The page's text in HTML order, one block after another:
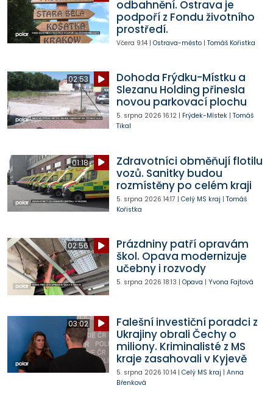
odbahnění. Ostrava je
podpoří z Fondu životního
prostředí.
Včera 9:14| Ostrava-město| Tomáš Kořistka
02:53
Dohoda Frýdku-Místku a
Slezanu Holding přinesla
novou parkovací plochu
5. srpna 2026 16:12| Frýdek-Místek| Tomáš
Tikal
01:18
Zdravotníci obměňují flotilu
vozů. Sanitky budou
rozmístěny po celém kraji
5. srpna 2026 14:17 | Celý MS kraj | Tomáš
Kořistka
02:56
Prázdniny patří opravám
škol. Opava modernizuje
učebny i rozvody
5. srpna 2026 18:13 | Opava | Yvona Fajtová
03:02
Falešní investiční poradci z
Ukrajiny obrali Čechy o
miliony. Kriminalisté z MS
kraje zasahovali v Kyjevě
5. srpna 2026 10:14| Celý MS kraj | Anna
Břenková